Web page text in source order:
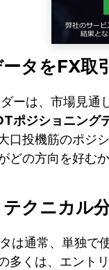
タをFX取
ーは、市場見通
ポジショニング
口投機筋のポジ
どの方向を好む
クニカル
は通常、単独で
多くは、エント